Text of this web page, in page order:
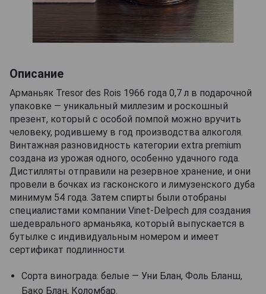
Описание
Арманьяк Tresor des Rois 1966 года 0,7 л в подарочной
упаковке — уникальный миллезим и роскошный
презент, который с особой помпой можно вручить
человеку, родившему в год производства алкоголя.
Винтажная разновидность категории extra premium
создана из урожая одного, особенно удачного года.
Дистилляты отправили на резервное хранение, и они
провели в бочках из гасконского и лимузенского дуба
минимум 54 года. Затем спирты были отобраны
специалистами компании Vinet-Delpech для создания
шедеврального арманьяка, который выпускается в
бутылке с индивидуальным номером и имеет
сертификат подлинности.
Сорта винограда: белые — Уни Блан, Фоль Бланш,
Бако Блан, Коломбар.